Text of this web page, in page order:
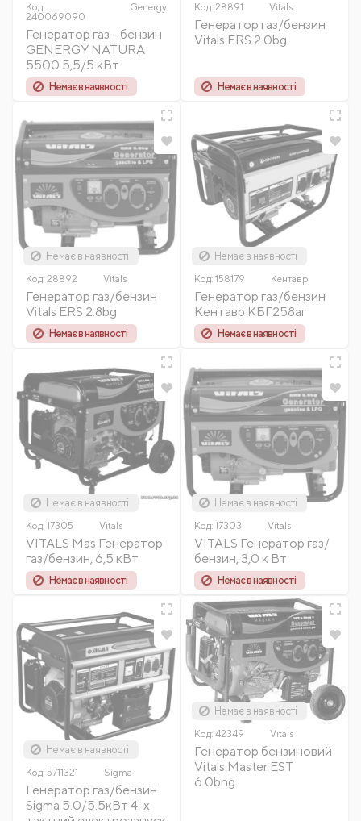
Код:
240069090
Genergy
Генератор газ - бензин
GENERGY NATURA
5500 5,5/5 кВт
Немає в наявності
Код: 28891 Vitals
Генератор газ/бензин
Vitals ERS 2.0bg
Немає в наявності
Немає в наявності
Код: 28892 Vitals
Генератор газ/бензин
Vitals ERS 2.8bg
Немає в наявності
Немає в наявності
Код: 158179 Кентавр
Генератор газ/бензин
Кентавр КБГ258аг
Немає в наявності
Немає в наявності
Код: 17305 Vitals
VITALS Mas Генератор
газ/бензин, 6,5 кВт
Немає в наявності
Немає в наявності
Код: 17303 Vitals
VITALS Генератор газ/
бензин, 3,0 к Вт
Немає в наявності
Немає в наявності
Код: 5711321 Sigma
Генератор газ/бензин
Sigma 5.0/5.5кВт 4-х
Немає в наявності
Код: 42349 Vitals
Генератор бензиновий
Vitals Master EST
6.0bng